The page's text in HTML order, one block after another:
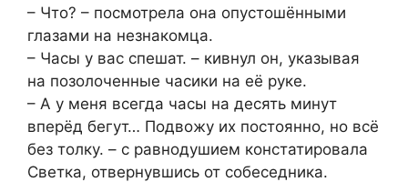
– Что? – посмотрела она опустошёнными
глазами на незнакомца.
– Часы у вас спешат. – кивнул он, указывая
на позолоченные часики на её руке.
– А у меня всегда часы на десять минут
вперёд бегут… Подвожу их постоянно, но всё
без толку. – с равнодушием констатировала
Светка, отвернувшись от собеседника.